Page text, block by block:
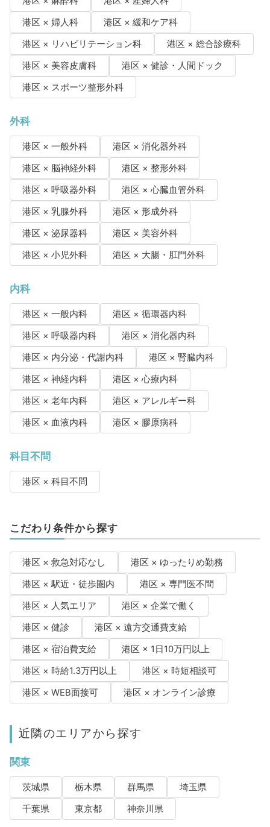
港区 × 婦人科
港区 × 緩和ケア科
港区 × リハビリテーション科
港区 × 総合診療科
港区 × 美容皮膚科
港区 × 健診・人間ドック
港区 × スポーツ整形外科
外科
港区 × 一般外科
港区 × 消化器外科
港区 × 脳神経外科
港区 × 整形外科
港区 × 呼吸器外科
港区 × 心臓血管外科
港区 × 乳腺外科
港区 × 形成外科
港区 × 泌尿器科
港区 × 美容外科
港区 × 小児外科
港区 × 大腸・肛門外科
内科
港区 × 一般内科
港区 × 循環器内科
港区 × 呼吸器内科
港区 × 消化器内科
港区 × 内分泌・代謝内科
港区 × 腎臓内科
港区 × 神経内科
港区 × 心療内科
港区 × 老年内科
港区 × アレルギー科
港区 × 血液内科
港区 × 膠原病科
科目不問
港区 × 科目不問
こだわり条件から探す
港区 × 救急対応なし
港区 × ゆったりめ勤務
港区 × 駅近・徒歩圏内
港区 × 専門医不問
港区 × 人気エリア
港区 × 企業で働く
港区 × 健診
港区 × 遠方交通費支給
港区 × 宿泊費支給
港区 × 1日10万円以上
港区 × 時給1.3万円以上
港区 × 時短相談可
港区 × WEB面接可
港区 × オンライン診療
近隣のエリアから探す
関東
茨城県 栃木県 群馬県
埼玉県
千葉県
東京都 神奈川県